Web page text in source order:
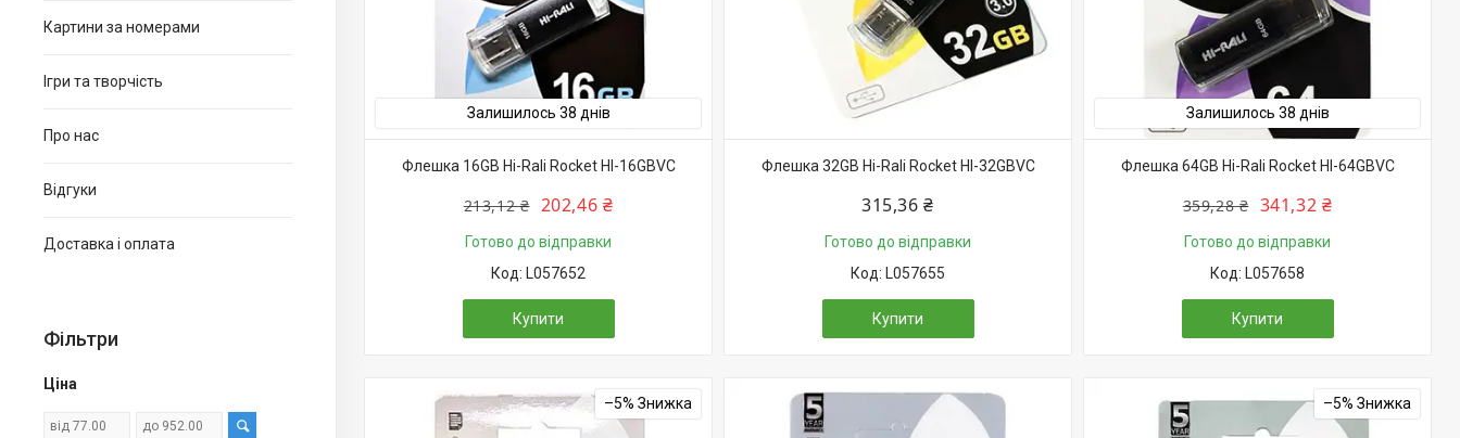
Картини за номерами
Ігри та творчість
Про нас
Відгуки
Доставка і оплата
Фільтри
Ціна
Залишилось 38 днів
Флешка 16GB Hi-Rali Rocket HI-16GBVC
213,12 ₴ 202,46 ₴
Готово до відправки
L057652
Купити
Флешка 32GB Hi-Rali Rocket HI-32GBVC
315,36 ₴
Готово до відправки
L057655
Купити
Залишилось 38 днів
Флешка 64GB Hi-Rali Rocket HI-64GBVC
359,28 ₴ 341,32 ₴
Готово до відправки
L057658
Купити
–5% –5%